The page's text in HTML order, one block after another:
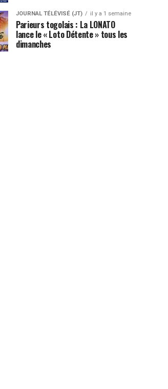
JOURNAL TÉLÉVISÉ (JT) il y a 1 semaine
Parieurs togolais : La LONATO
lance le « Loto Détente » tous les
dimanches